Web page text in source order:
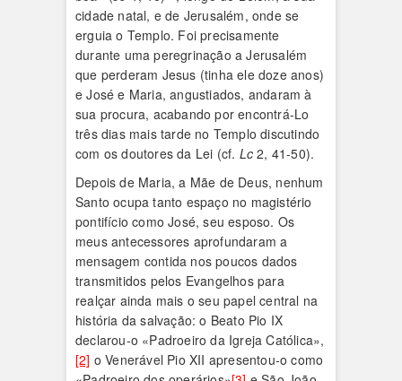
cidade natal, e de Jerusalém, onde se
erguia o Templo. Foi precisamente
durante uma peregrinação a Jerusalém
que perderam Jesus (tinha ele doze anos)
e José e Maria, angustiados, andaram à
sua procura, acabando por encontrá-Lo
três dias mais tarde no Templo discutindo
com os doutores da Lei (cf. Lc 2, 41-50).
Depois de Maria, a Mãe de Deus, nenhum
Santo ocupa tanto espaço no magistério
pontifício como José, seu esposo. Os
meus antecessores aprofundaram a
mensagem contida nos poucos dados
transmitidos pelos Evangelhos para
realçar ainda mais o seu papel central na
história da salvação: o Beato Pio IX
declarou-o «Padroeiro da Igreja Católica»,
[2] o Venerável Pio XII apresentou-o como